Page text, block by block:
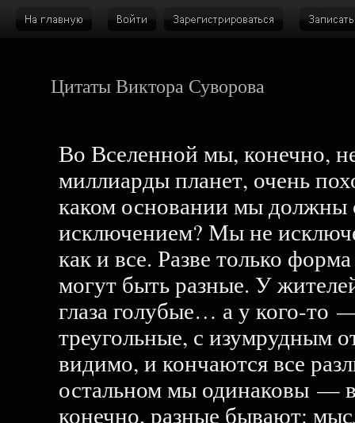
Цитаты Виктора Суворова
Во Вселенной мы, конечно,
миллиарды планет, очень
каком основании мы должны
исключением? Мы не
как и все. Разве только
могут быть разные. У
глаза голубые… а у кого-то
треугольные, с изумрудным
видимо, и кончаются все
остальном мы одинаковы —
конечно, разные бывают: